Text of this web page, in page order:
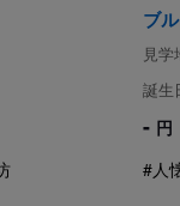
が魅力的です！
、誰とでも仲良く遊
かり飲んで育ちまし
ともに健やかに成長中
ブ
見
誕生
- 円
#人